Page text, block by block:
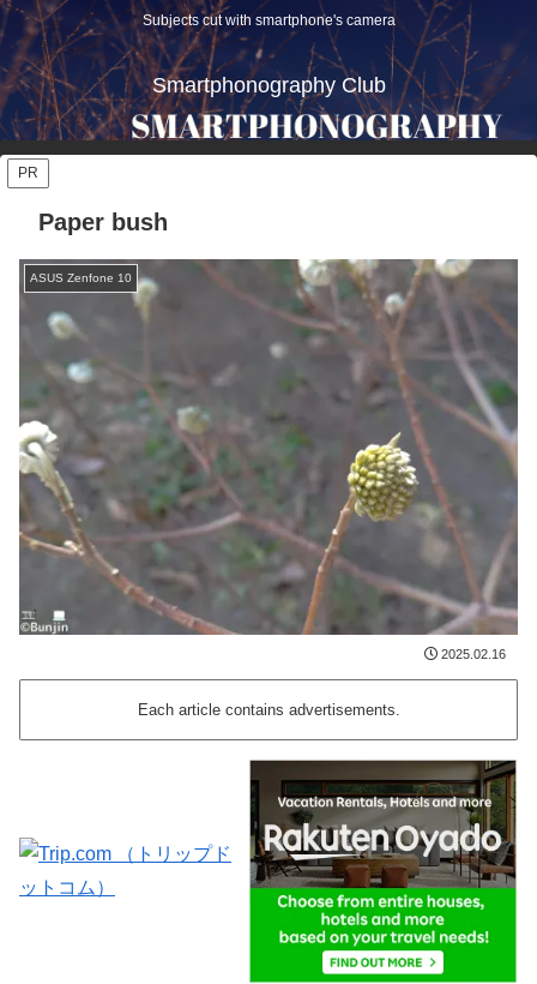
Subjects cut with smartphone's camera
Smartphonography Club
PR
Paper bush
ASUS Zenfone 10
2025.02.16
Each article contains advertisements.